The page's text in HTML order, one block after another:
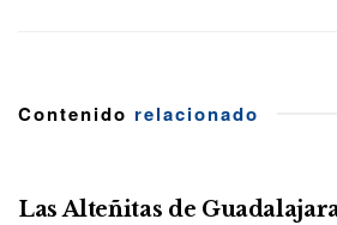
Contenido relacionado
Las Alteñitas de